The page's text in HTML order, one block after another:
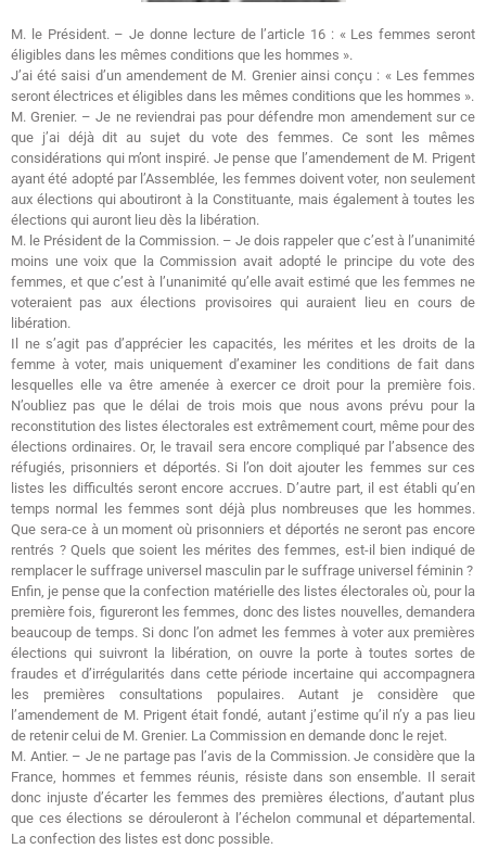
M. le Président. – Je donne lecture de l’article 16 : « Les femmes seront
éligibles dans les mêmes conditions que les hommes ».
J’ai été saisi d’un amendement de M. Grenier ainsi conçu : « Les femmes
seront électrices et éligibles dans les mêmes conditions que les hommes ».
M. Grenier. – Je ne reviendrai pas pour défendre mon amendement sur ce
que j’ai déjà dit au sujet du vote des femmes. Ce sont les mêmes
considérations qui m’ont inspiré. Je pense que l’amendement de M. Prigent
ayant été adopté par l’Assemblée, les femmes doivent voter, non seulement
aux élections qui aboutiront à la Constituante, mais également à toutes les
élections qui auront lieu dès la libération.
M. le Président de la Commission. – Je dois rappeler que c’est à l’unanimité
moins une voix que la Commission avait adopté le principe du vote des
femmes, et que c’est à l’unanimité qu’elle avait estimé que les femmes ne
voteraient pas aux élections provisoires qui auraient lieu en cours de
libération.
Il ne s’agit pas d’apprécier les capacités, les mérites et les droits de la
femme à voter, mais uniquement d’examiner les conditions de fait dans
lesquelles elle va être amenée à exercer ce droit pour la première fois.
N’oubliez pas que le délai de trois mois que nous avons prévu pour la
reconstitution des listes électorales est extrêmement court, même pour des
élections ordinaires. Or, le travail sera encore compliqué par l’absence des
réfugiés, prisonniers et déportés. Si l’on doit ajouter les femmes sur ces
listes les difficultés seront encore accrues. D’autre part, il est établi qu’en
temps normal les femmes sont déjà plus nombreuses que les hommes.
Que sera-ce à un moment où prisonniers et déportés ne seront pas encore
rentrés ? Quels que soient les mérites des femmes, est-il bien indiqué de
remplacer le suffrage universel masculin par le suffrage universel féminin ?
Enfin, je pense que la confection matérielle des listes électorales où, pour la
première fois, figureront les femmes, donc des listes nouvelles, demandera
beaucoup de temps. Si donc l’on admet les femmes à voter aux premières
élections qui suivront la libération, on ouvre la porte à toutes sortes de
fraudes et d’irrégularités dans cette période incertaine qui accompagnera
les premières consultations populaires. Autant je considère que
l’amendement de M. Prigent était fondé, autant j’estime qu’il n’y a pas lieu
de retenir celui de M. Grenier. La Commission en demande donc le rejet.
M. Antier. – Je ne partage pas l’avis de la Commission. Je considère que la
France, hommes et femmes réunis, résiste dans son ensemble. Il serait
donc injuste d’écarter les femmes des premières élections, d’autant plus
que ces élections se dérouleront à l’échelon communal et départemental.
La confection des listes est donc possible.